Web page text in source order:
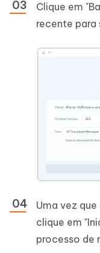
Clique em
recente para
Uma vez
clique em
processo de